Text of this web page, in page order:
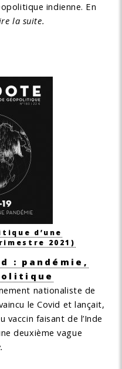
indienne. En
la suite.
d’une
2021)
: pandémie,
nationaliste de
le Covid et lançait,
vaccin faisant de l’Inde
deuxième vague